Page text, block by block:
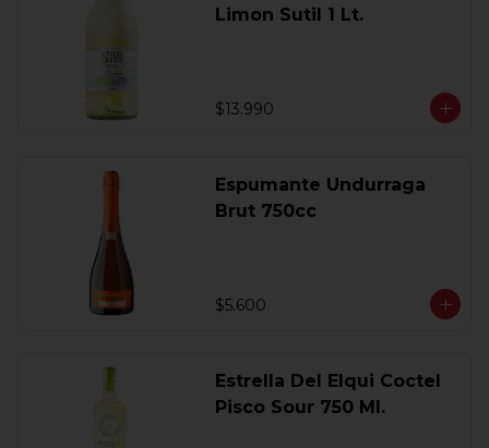
Limon Sutil 1 Lt.
$13.990
Espumante Undurraga
Brut 750cc
$5.600
Estrella Del Elqui Coctel
Pisco Sour 750 Ml.